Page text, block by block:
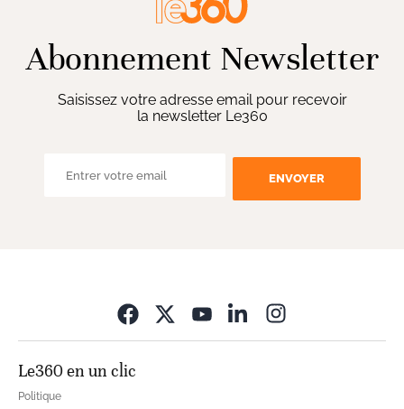
Abonnement Newsletter
Saisissez votre adresse email pour recevoir
la newsletter Le360
ENVOYER
Le360 en un clic
Politique